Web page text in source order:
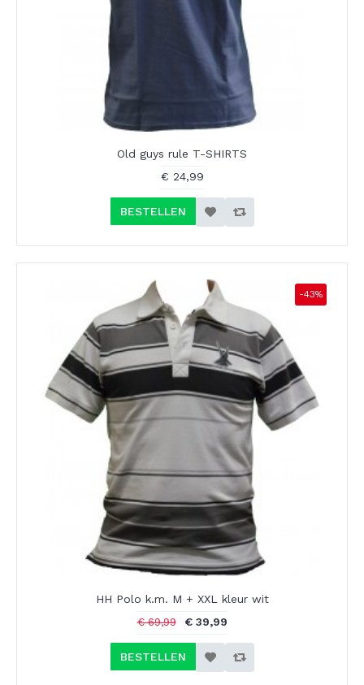
Old guys rule T-SHIRTS
€ 24,99
BESTELLEN
-43%
HH Polo k.m. M + XXL kleur wit
€ 69,99 € 39,99
BESTELLEN